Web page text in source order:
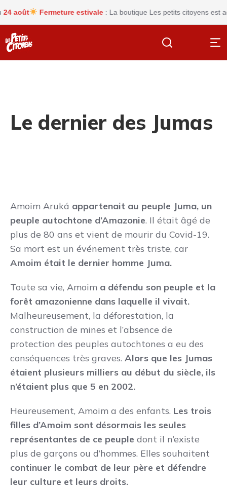
Fermeture estivale: La boutique Les petits citoyens est
Le dernier des Jumas
Amoim Aruká appartenait au peuple Juma, un
peuple autochtone d’Amazonie. Il était âgé de
plus de 80 ans et vient de mourir du Covid-19.
Sa mort est un événement très triste, car
Amoim était le dernier homme Juma.
Toute sa vie, Amoim a défendu son peuple et la
forêt amazonienne dans laquelle il vivait.
Malheureusement, la déforestation, la
construction de mines et l’absence de
protection des peuples autochtones a eu des
conséquences très graves. Alors que les Jumas
étaient plusieurs milliers au début du siècle, ils
n’étaient plus que 5 en 2002.
Heureusement, Amoim a des enfants. Les trois
filles d’Amoim sont désormais les seules
représentantes de ce peuple dont il n’existe
plus de garçons ou d’hommes. Elles souhaitent
continuer le combat de leur père et défendre
leur culture et leurs droits.